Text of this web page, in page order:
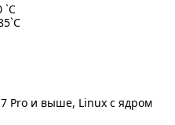
`C
Pro и выше, Linux с ядром